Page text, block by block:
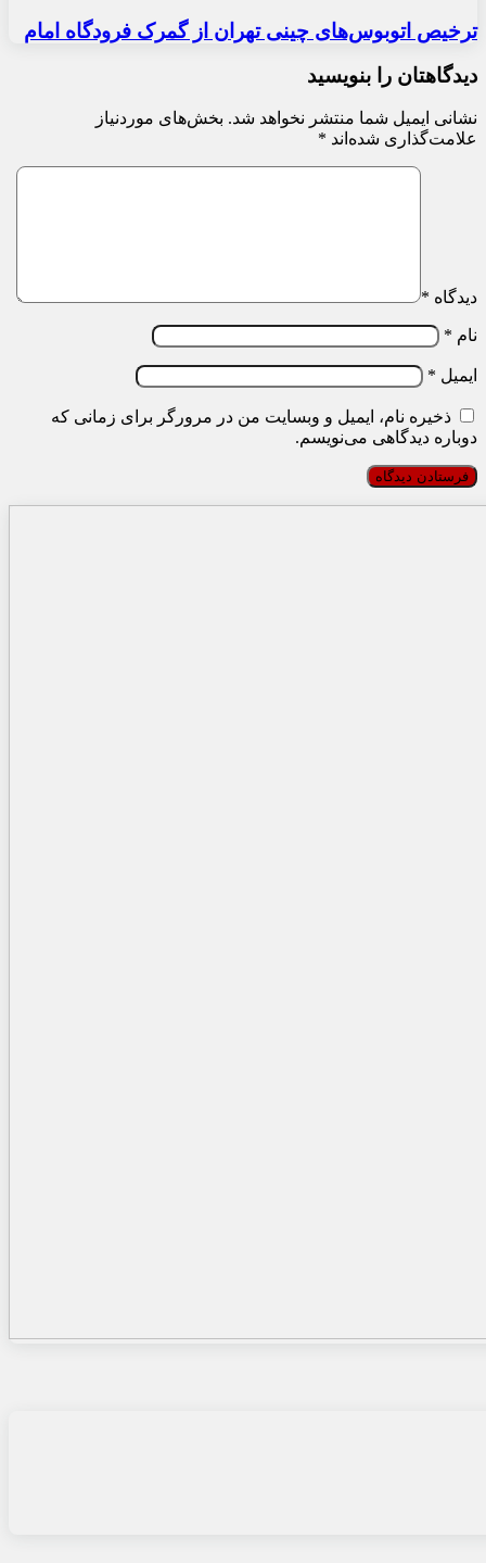
ترخیص اتوبوس‌های چینی تهران از گمرک فرودگاه امام
دیدگاهتان را بنویسید
نشانی ایمیل شما منتشر نخواهد شد. بخش‌های موردنیاز
علامت‌گذاری شده‌اند *
دیدگاه *
نام *
ایمیل *
ذخیره نام، ایمیل و وبسایت من در مرورگر برای زمانی که
دوباره دیدگاهی می‌نویسم.